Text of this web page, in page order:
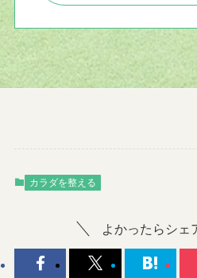
カラダを整える
よかったらシェ